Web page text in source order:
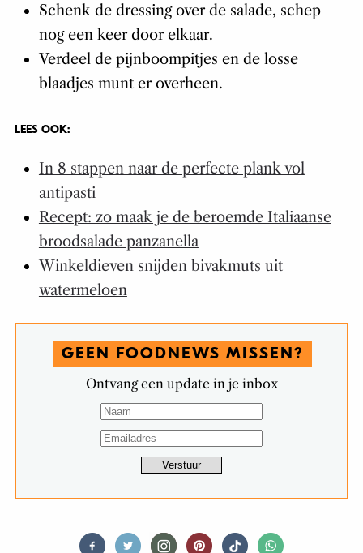
Schenk de dressing over de salade, schep
nog een keer door elkaar.
Verdeel de pijnboompitjes en de losse
blaadjes munt er overheen.
LEES OOK:
In 8 stappen naar de perfecte plank vol
antipasti
Recept: zo maak je de beroemde Italiaanse
broodsalade panzanella
Winkeldieven snijden bivakmuts uit
watermeloen
GEEN FOODNEWS MISSEN?
Ontvang een update in je inbox